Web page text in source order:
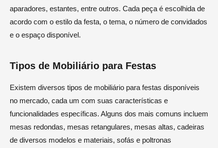
aparadores, estantes, entre outros. Cada peça é escolhida de
acordo com o estilo da festa, o tema, o número de convidados
e o espaço disponível.
Tipos de Mobiliário para Festas
Existem diversos tipos de mobiliário para festas disponíveis
no mercado, cada um com suas características e
funcionalidades específicas. Alguns dos mais comuns incluem
mesas redondas, mesas retangulares, mesas altas, cadeiras
de diversos modelos e materiais, sofás e poltronas